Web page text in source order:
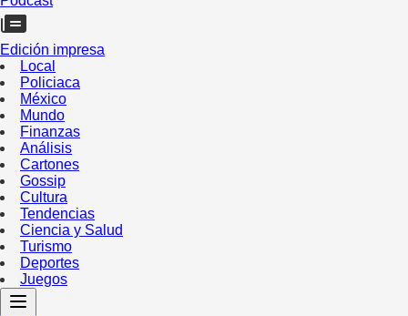
Edición impresa
Local
Policiaca
México
Mundo
Finanzas
Análisis
Cartones
Gossip
Cultura
Tendencias
Ciencia y Salud
Turismo
Deportes
Juegos